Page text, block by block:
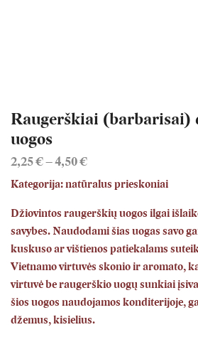
Raugerškiai (barbarisai)
uogos
2,25€–4,50€
range:
2,25 €
through
4,50 €
Kategorija: natūralus prieskoniai
Džiovintos raugerškių uogos ilgai
savybes. Naudodami šias uogas savo
kuskuso ar vištienos patiekalams
Vietnamo virtuvės skonio ir aromato,
virtuvė be raugerškio uogų sunkiai
šios uogos naudojamos konditerijoje,
džemus, kisielius.